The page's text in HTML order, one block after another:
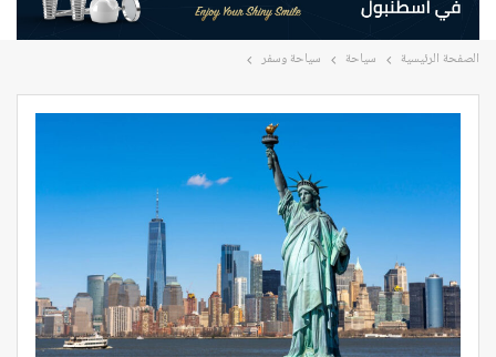
الصفحة الرئيسية سياحة سياحة وسفر